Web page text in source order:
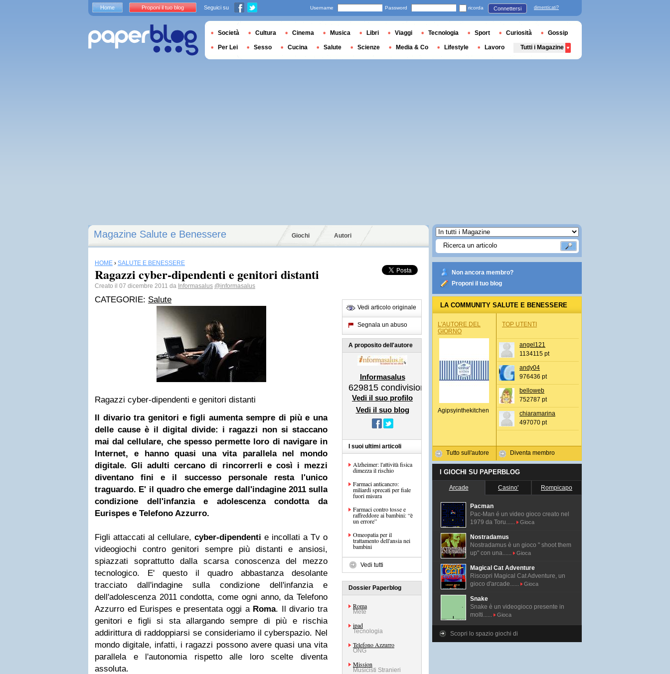
Magazine Salute e Benessere Giochi Autori
HOME › SALUTE E BENESSERE
Ragazzi cyber-dipendenti e genitori distanti
Creato il 07 dicembre 2011 da Informasalus @informasalus
CATEGORIE: Salute
Ragazzi cyber-dipendenti e genitori distanti
Il divario tra genitori e figli aumenta sempre di più e una
delle cause è il digital divide: i ragazzi non si staccano
mai dal cellulare, che spesso permette loro di navigare in
Internet, e hanno quasi una vita parallela nel mondo
digitale. Gli adulti cercano di rincorrerli e così i mezzi
diventano fini e il successo personale resta l'unico
traguardo. E' il quadro che emerge dall'indagine 2011 sulla
condizione dell'infanzia e adolescenza condotta da
Eurispes e Telefono Azzurro.
Figli attaccati al cellulare, cyber-dipendenti e incollati a Tv o
videogiochi contro genitori sempre più distanti e ansiosi,
spiazzati soprattutto dalla scarsa conoscenza del mezzo
tecnologico. E' questo il quadro abbastanza desolante
tracciato dall'indagine sulla condizione dell'infanzia e
dell'adolescenza 2011 condotta, come ogni anno, da Telefono
Azzurro ed Eurispes e presentata oggi a Roma. Il divario tra
genitori e figli si sta allargando sempre di più e rischia
addirittura di raddoppiarsi se consideriamo il cyberspazio. Nel
mondo digitale, infatti, i ragazzi possono avere quasi una vita
parallela e l'autonomia rispetto alle loro scelte diventa
assoluta.
Vedi articolo originale
Segnala un abuso
A proposito dell'autore
Informasalus
629815 condivisioni
Vedi il suo profilo
Vedi il suo blog
I suoi ultimi articoli
Alzheimer: l'attività fisica
dimezza il rischio
Farmaci anticancro:
miliardi sprecati per fiale
fuori misura
Farmaci contro tosse e
raffreddore ai bambini: “è
un errore”
Omeopatia per il
trattamento dell'ansia nei
bambini
Vedi tutti
Dossier Paperblog
Roma
Mete
ipad
Tecnologia
Telefono Azzurro
ONG
Mission
Musicisti Stranieri
Non ancora membro?
Proponi il tuo blog
LA COMMUNITY SALUTE E BENESSERE
L'AUTORE DEL
GIORNO
Agipsyinthekitchen
Tutto sull'autore
TOP UTENTI
angel121
1134115 pt
andy04
976436 pt
belloweb
752787 pt
chiaramarina
497070 pt
Diventa membro
I GIOCHI SU PAPERBLOG
Arcade Casino' Rompicapo
Pacman
Pac-Man é un video gioco creato nel
1979 da Toru......
Gioca
Nostradamus
Nostradamus è un gioco " shoot them
up" con una......
Gioca
Magical Cat Adventure
Riscopri Magical Cat Adventure, un
gioco d'arcade......
Gioca
Snake
Snake è un videogioco presente in
molti......
Gioca
Scopri lo spazio giochi di
Home Proponi il tuo blog Seguici su Username Password ricorda Connettersi dimenticati?
Società Cultura Cinema Musica Libri Viaggi Tecnologia Sport Curiosità Gossip
Per Lei Sesso Cucina Salute Scienze Media & Co Lifestyle Lavoro Tutti i Magazine